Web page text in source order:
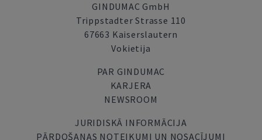
GINDUMAC GmbH
Trippstadter Strasse 110
67663 Kaiserslautern
Vokietija
PAR GINDUMAC
KARJERA
NEWSROOM
JURIDISKĀ INFORMĀCIJA
PĀRDOŠANAS NOTEIKUMI UN NOSACĪJUMI